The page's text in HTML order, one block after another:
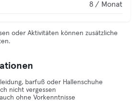
8 / Monat
oder Aktivitäten können zusätzliche
barfuß oder Hallenschuhe
nicht vergessen
ohne Vorkenntnisse